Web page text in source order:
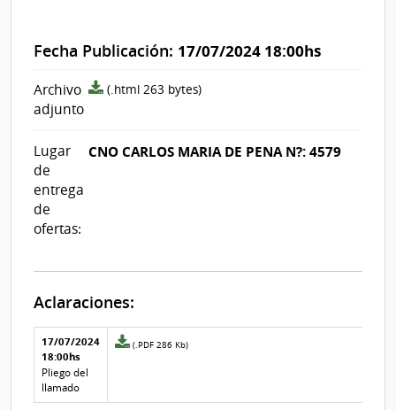
Fecha Publicación: 17/07/2024 18:00hs
Archivo
adjunto
archivo
(.html 263 bytes)
Lugar
de
entrega
de
ofertas:
CNO CARLOS MARIA DE PENA N?: 4579
Aclaraciones:
Aclaraciones del llamado
Fecha y
texto de
la
aclaración
17/07/2024
18:00hs
Pliego del
llamado
Archivo
aclaración
(.PDF 286 Kb)